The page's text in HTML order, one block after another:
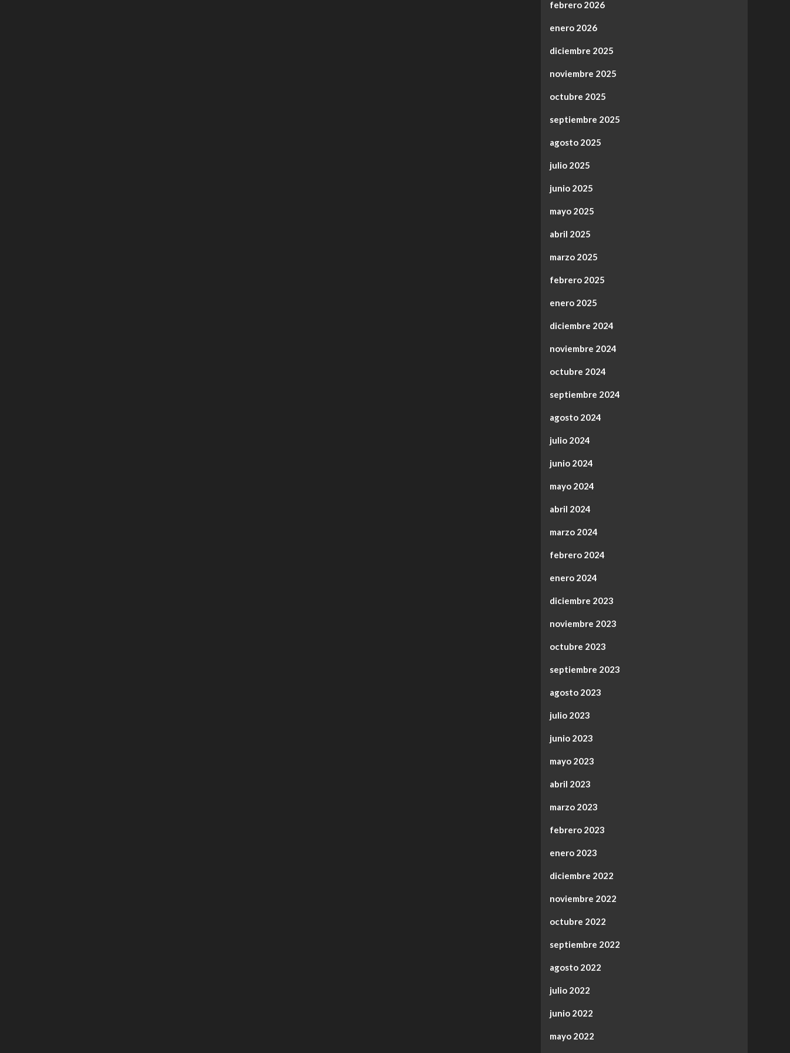
febrero 2026
enero 2026
diciembre 2025
noviembre 2025
octubre 2025
septiembre 2025
agosto 2025
julio 2025
junio 2025
mayo 2025
abril 2025
marzo 2025
febrero 2025
enero 2025
diciembre 2024
noviembre 2024
octubre 2024
septiembre 2024
agosto 2024
julio 2024
junio 2024
mayo 2024
abril 2024
marzo 2024
febrero 2024
enero 2024
diciembre 2023
noviembre 2023
octubre 2023
septiembre 2023
agosto 2023
julio 2023
junio 2023
mayo 2023
abril 2023
marzo 2023
febrero 2023
enero 2023
diciembre 2022
noviembre 2022
octubre 2022
septiembre 2022
agosto 2022
julio 2022
junio 2022
mayo 2022